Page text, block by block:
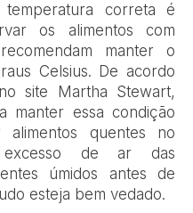
correta é
os alimentos com
manter o
Celsius. De acordo
site Martha Stewart,
manter essa condição
quentes no
de ar das
úmidos antes de
esteja bem vedado.